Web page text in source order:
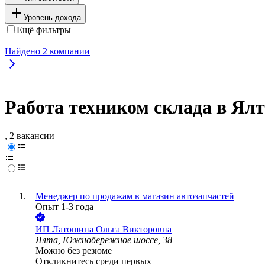
Уровень дохода
Ещё фильтры
Найдено 2 компании
Работа техником склада в
, 2 вакансии
Менеджер по продажам в магазин автозапчастей
Опыт 1-3 года
ИП Латошина Ольга Викторовна
Ялта, Южнобережное шоссе, 38
Можно без резюме
Откликнитесь среди первых